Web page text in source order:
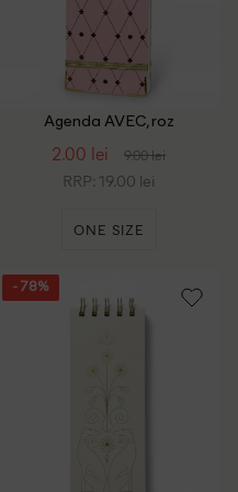
Agenda AVEC, roz
2.00 lei 9.00 lei
RRP: 19.00 lei
ONE SIZE
- 78%